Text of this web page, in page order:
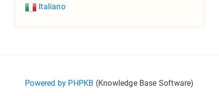
Italiano
Powered by PHPKB (Knowledge Base Software)